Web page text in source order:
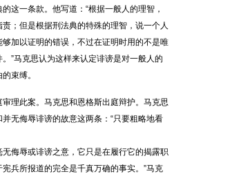
一条款。他写道：“根据一般人的理智，
；但是根据刑法典的特殊的理智，说一个人
加以证明的错误，不过在证明时用的不是唯
”马克思认为这样来认定诽谤是对一般人的
束缚。
此案。马克思和恩格斯出庭辩护。马克思
无侮辱诽谤的故意这两条：“只要粗略地看
侮辱或诽谤之意，它只是在履行它的揭露职
兵所报道的完全是千真万确的事实。”马克